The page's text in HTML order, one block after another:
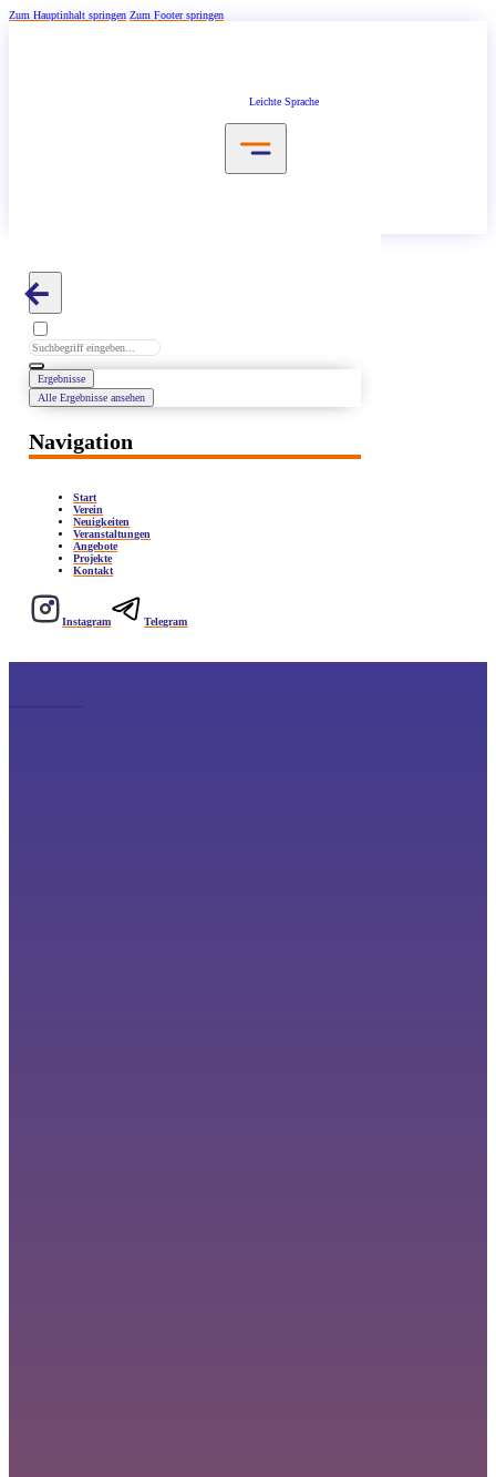
Zum Hauptinhalt springen Zum Footer springen
Leichte Sprache
Search
...
Ergebnisse
Alle Ergebnisse ansehen
Navigation
Start
Verein
Neuigkeiten
Veranstaltungen
Angebote
Projekte
Kontakt
Instagram Telegram